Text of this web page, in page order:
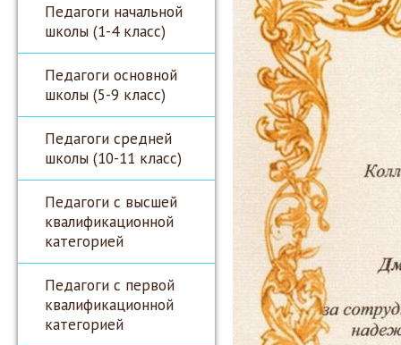
Педагоги начальной
школы (1-4 класс)
Педагоги основной
школы (5-9 класс)
Педагоги средней
школы (10-11 класс)
Педагоги с высшей
квалификационной
категорией
Педагоги с первой
квалификационной
категорией